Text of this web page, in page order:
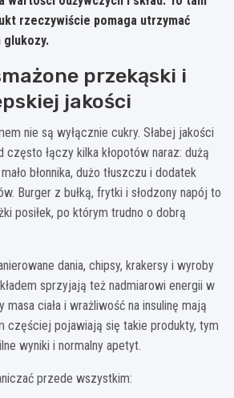
rzeczywiście pomaga utrzymać
glukozy.
przekąski i
jakości
nie są wyłącznie cukry. Słabej jakości
łączy kilka kłopotów naraz: dużą
błonnika, dużo tłuszczu i dodatek
Burger z bułką, frytki i słodzony napój to
posiłek, po którym trudno o dobrą
dania, chipsy, krakersy i wyroby
sprzyjają też nadmiarowi energii w
ciała i wrażliwość na insulinę mają
częściej pojawiają się takie produkty, tym
wyniki i normalny apetyt.
przede wszystkim: